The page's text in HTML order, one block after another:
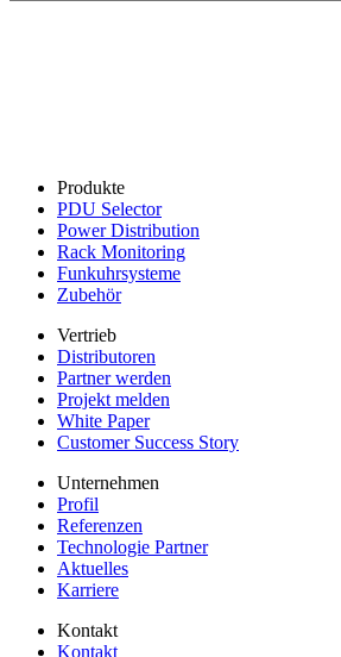
Produkte
PDU Selector
Power Distribution
Rack Monitoring
Funkuhrsysteme
Zubehör
Vertrieb
Distributoren
Partner werden
Projekt melden
White Paper
Customer Success Story
Unternehmen
Profil
Referenzen
Technologie Partner
Aktuelles
Karriere
Kontakt
Kontakt